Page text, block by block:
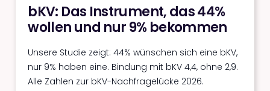
bKV: Das Instrument, das 44%
wollen und nur 9% bekommen
Unsere Studie zeigt: 44% wünschen sich eine bKV,
nur 9% haben eine. Bindung mit bKV 4,4, ohne 2,9.
Alle Zahlen zur bKV-Nachfragelücke 2026.